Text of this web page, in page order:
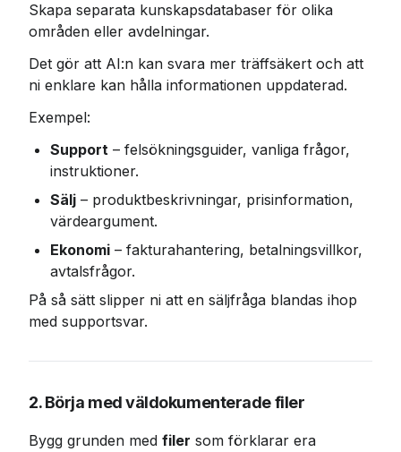
Skapa separata kunskapsdatabaser för olika
områden eller avdelningar.
Det gör att AI:n kan svara mer träffsäkert och att
ni enklare kan hålla informationen uppdaterad.
Exempel:
Support – felsökningsguider, vanliga frågor,
instruktioner.
Sälj – produktbeskrivningar, prisinformation,
värdeargument.
Ekonomi – fakturahantering, betalningsvillkor,
avtalsfrågor.
På så sätt slipper ni att en säljfråga blandas ihop
med supportsvar.
2. Börja med väldokumenterade filer
Bygg grunden med filer som förklarar era